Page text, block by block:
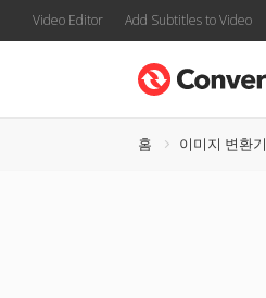
Video Editor Add Subtitles to Video
홈 이미지 변환기